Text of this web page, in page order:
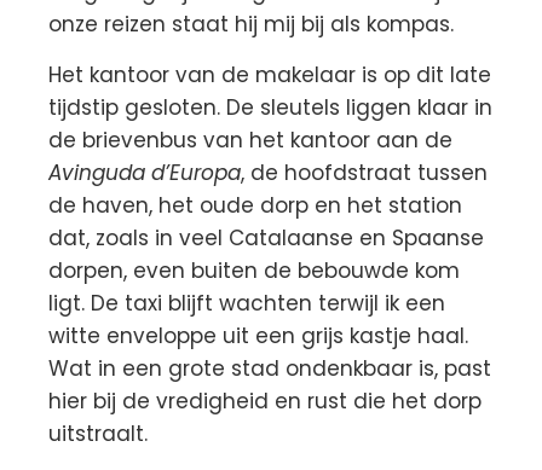
onze reizen staat hij mij bij als kompas.
Het kantoor van de makelaar is op dit late
tijdstip gesloten. De sleutels liggen klaar in
de brievenbus van het kantoor aan de
Avinguda d’Europa, de hoofdstraat tussen
de haven, het oude dorp en het station
dat, zoals in veel Catalaanse en Spaanse
dorpen, even buiten de bebouwde kom
ligt. De taxi blijft wachten terwijl ik een
witte enveloppe uit een grijs kastje haal.
Wat in een grote stad ondenkbaar is, past
hier bij de vredigheid en rust die het dorp
uitstraalt.